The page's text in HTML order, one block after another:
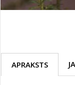
APRAKSTS